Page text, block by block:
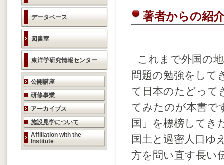
データベース
図書室
東洋学研究情報センター
研究活動のご案内
公開講座
研修事業
アーカイブス
施設見学について
Affiliation with the
Institute
著者からの紹
これまで外国の
問題の勉強をして
て日本のたどって
てみたのが本書で
国」を標榜してき
国土と過密人口ゆ
方を問い直す長い